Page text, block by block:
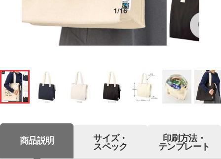
1/16
商品説明 サイズ・
スペック
印刷方法・
テンプレート